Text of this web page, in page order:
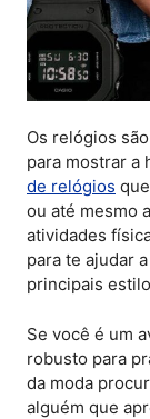
Os relógios
para mostrar a
de relógios
ou até mesmo
atividades
para te ajudar
principais
Se você é um
robusto para
da moda
alguém que